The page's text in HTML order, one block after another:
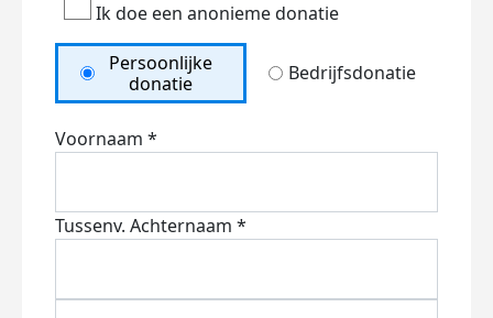
Ik doe een anonieme donatie
Persoonlijke
donatie
Bedrijfsdonatie
Voornaam *
Tussenv. Achternaam *